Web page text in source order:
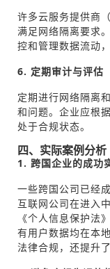
许多云服务提供商
满足网络隔离要求
控和管理数据流动
6. 定期审计与评估
定期进行网络隔离
和问题。企业应根
处于合规状态。
四、实际案例分析
1. 跨国企业的成功
一些跨国公司已经
互联网公司在进入
《个人信息保护法
有用户数据均在本
法律合规，还提升